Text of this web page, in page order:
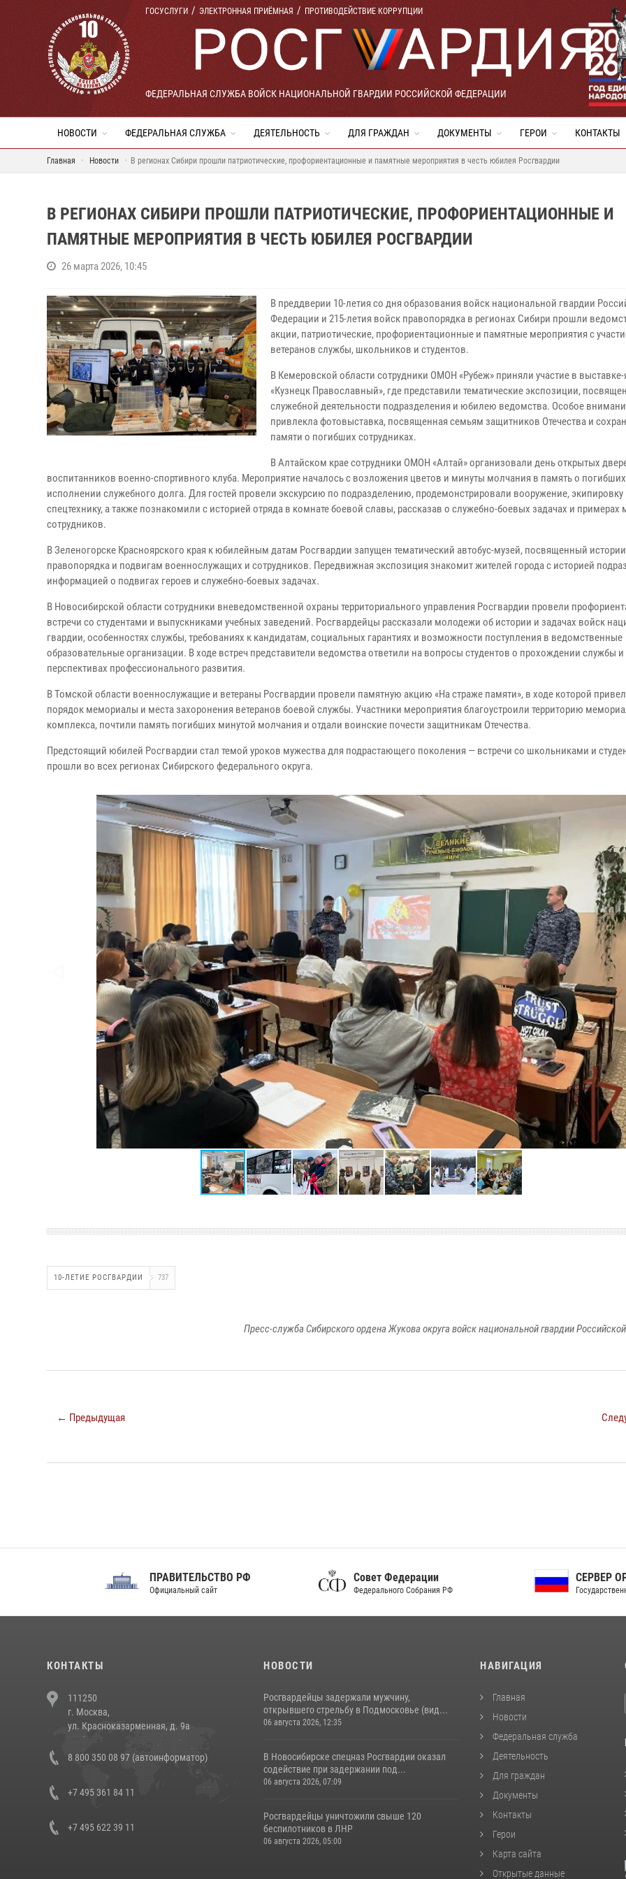
ГОСУСЛУГИ ЭЛЕКТРОННАЯ ПРИЁМНАЯ ПРОТИВОДЕЙСТВИЕ КОРРУПЦИИ
ФЕДЕРАЛЬНАЯ СЛУЖБА ВОЙСК НАЦИОНАЛЬНОЙ ГВАРДИИ РОССИЙСКОЙ ФЕДЕРАЦИИ
НОВОСТИ ФЕДЕРАЛЬНАЯ СЛУЖБА ДЕЯТЕЛЬНОСТЬ ДЛЯ ГРАЖДАН ДОКУМЕНТЫ ГЕРОИ КОНТАКТЫ
Главная Новости В регионах Сибири прошли патриотические, профориентационные и памятные мероприятия в честь юбилея Росгвардии
В РЕГИОНАХ СИБИРИ ПРОШЛИ ПАТРИОТИЧЕСКИЕ, ПРОФОРИЕНТАЦИОННЫЕ И
ПАМЯТНЫЕ МЕРОПРИЯТИЯ В ЧЕСТЬ ЮБИЛЕЯ РОСГВАРДИИ
26 марта 2026, 10:45
В преддверии 10-летия со дня образования войск национальной гвардии
Федерации и 215-летия войск правопорядка в регионах Сибири прошли
акции, патриотические, профориентационные и памятные мероприятия с
ветеранов службы, школьников и студентов.
В Кемеровской области сотрудники ОМОН «Рубеж» приняли участие в
«Кузнецк Православный», где представили тематические экспозиции,
служебной деятельности подразделения и юбилею ведомства. Особое
привлекла фотовыставка, посвященная семьям защитников Отечества и
памяти о погибших сотрудниках.
В Алтайском крае сотрудники ОМОН «Алтай» организовали день открытых
воспитанников военно-спортивного клуба. Мероприятие началось с возложения цветов и минуты молчания в память о
исполнении служебного долга. Для гостей провели экскурсию по подразделению, продемонстрировали вооружение, экипировку
спецтехнику, а также познакомили с историей отряда в комнате боевой славы, рассказав о служебно-боевых задачах и примерах
сотрудников.
В Зеленогорске Красноярского края к юбилейным датам Росгвардии запущен тематический автобус-музей, посвященный
правопорядка и подвигам военнослужащих и сотрудников. Передвижная экспозиция знакомит жителей города с историей
информацией о подвигах героев и служебно-боевых задачах.
В Новосибирской области сотрудники вневедомственной охраны территориального управления Росгвардии провели
встречи со студентами и выпускниками учебных заведений. Росгвардейцы рассказали молодежи об истории и задачах войск
гвардии, особенностях службы, требованиях к кандидатам, социальных гарантиях и возможности поступления в ведомственные
образовательные организации. В ходе встреч представители ведомства ответили на вопросы студентов о прохождении службы и
перспективах профессионального развития.
В Томской области военнослужащие и ветераны Росгвардии провели памятную акцию «На страже памяти», в ходе которой
порядок мемориалы и места захоронения ветеранов боевой службы. Участники мероприятия благоустроили территорию
комплекса, почтили память погибших минутой молчания и отдали воинские почести защитникам Отечества.
Предстоящий юбилей Росгвардии стал темой уроков мужества для подрастающего поколения — встречи со школьниками и
прошли во всех регионах Сибирского федерального округа.
10-ЛЕТИЕ РОСГВАРДИИ 737
Пресс-служба Сибирского ордена Жукова округа войск национальной гвардии
← Предыдущая
ПРАВИТЕЛЬСТВО РФ
Официальный сайт
Совет Федерации
Федерального Собрания РФ
СЕРВЕР ОРГАНОВ
Государственной власти РФ
КОНТАКТЫ
111250
г. Москва,
ул. Красноказарменная, д. 9а
8 800 350 08 97 (автоинформатор)
+7 495 361 84 11
+7 495 622 39 11
НОВОСТИ
Росгвардейцы задержали мужчину,
открывшего стрельбу в Подмосковье (вид...
06 августа 2026, 12:35
В Новосибирске спецназ Росгвардии оказал
содействие при задержании под...
06 августа 2026, 07:09
Росгвардейцы уничтожили свыше 120
беспилотников в ЛНР
06 августа 2026, 05:00
НАВИГАЦИЯ
Главная
Новости
Федеральная служба
Деятельность
Для граждан
Документы
Контакты
Герои
Карта сайта
Открытые данные